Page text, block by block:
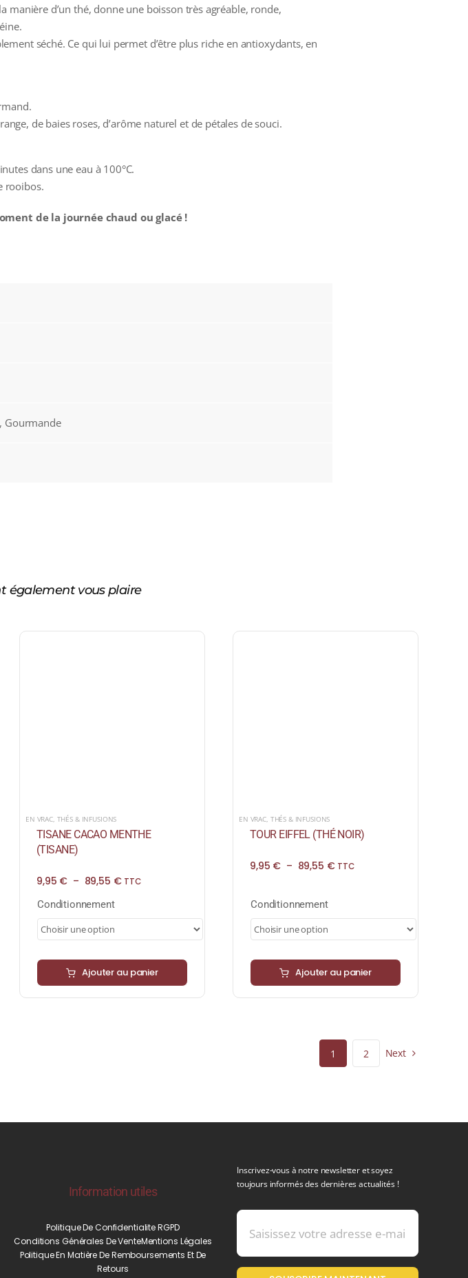
manière d’un thé, donne une boisson très agréable, ronde,
séché. Ce qui lui permet d’être plus riche en antioxydants, en
de baies roses, d’arôme naturel et de pétales de souci.
dans une eau à 100°C.
rooibos.
de la journée chaud ou glacé !
Gourmande
également vous plaire
EN VRAC, THÉS & INFUSIONS
TISANE CACAO MENTHE
(TISANE)
9,95 € – 89,55 €Plage
TTC
Conditionnement
Ajouter au panier
EN VRAC, THÉS & INFUSIONS
TOUR EIFFEL (THÉ NOIR)
9,95 € – 89,55 €Plage
89,55 €
TTC
Conditionnement
Ajouter au panier
1 2 Next
Information utiles
Politique De Confidentialite RGPD
Conditions Générales De VenteMentions Légales
Politique En Matière De Remboursements Et De
Retours
Inscrivez-vous à notre newsletter et soyez
toujours informés des dernières actualités !